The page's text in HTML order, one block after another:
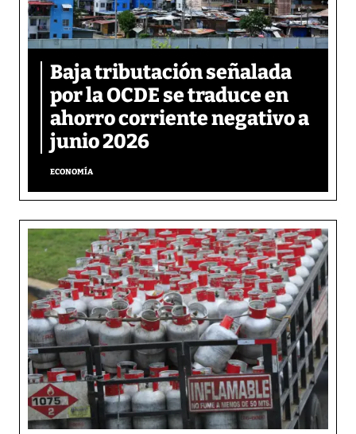
Baja tributación señalada
por la OCDE se traduce en
ahorro corriente negativo a
junio 2026
ECONOMÍA